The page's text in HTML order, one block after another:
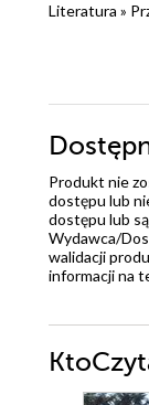
Literatura »
Produkt nie
dostępu lub
dostępu lub
Wydawca/
walidacji
informacji na